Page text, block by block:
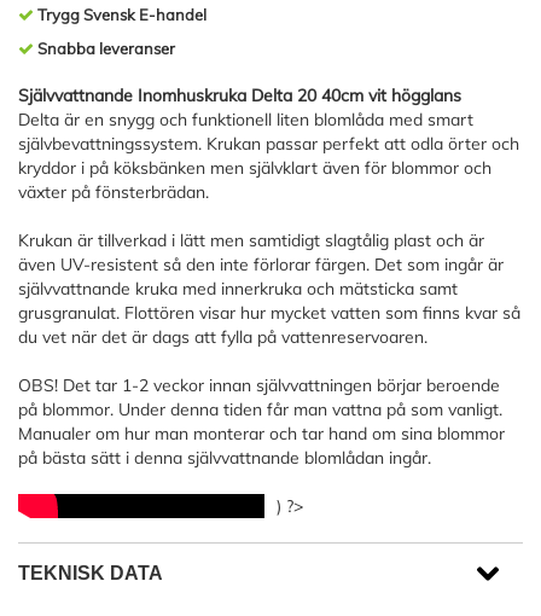
Trygg Svensk E-handel
Snabba leveranser
Självvattnande Inomhuskruka Delta 20 40cm vit högglans
Delta är en snygg och funktionell liten blomlåda med smart
självbevattningssystem. Krukan passar perfekt att odla örter och
kryddor i på köksbänken men självklart även för blommor och
växter på fönsterbrädan.
Krukan är tillverkad i lätt men samtidigt slagtålig plast och är
även UV-resistent så den inte förlorar färgen. Det som ingår är
självvattnande kruka med innerkruka och mätsticka samt
grusgranulat. Flottören visar hur mycket vatten som finns kvar så
du vet när det är dags att fylla på vattenreservoaren.
OBS! Det tar 1-2 veckor innan självvattningen börjar beroende
på blommor. Under denna tiden får man vattna på som vanligt.
Manualer om hur man monterar och tar hand om sina blommor
på bästa sätt i denna självvattnande blomlådan ingår.
) ?>
TEKNISK DATA